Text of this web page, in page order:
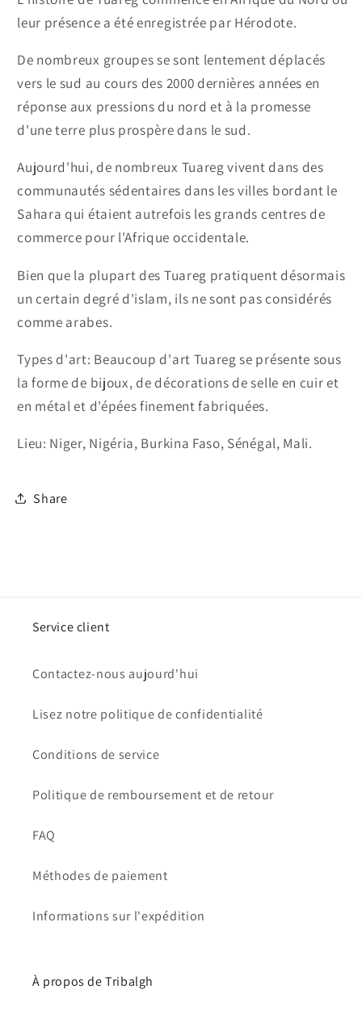
leur présence a été enregistrée par Hérodote.
De nombreux groupes se sont lentement déplacés
vers le sud au cours des 2000 dernières années en
réponse aux pressions du nord et à la promesse
d'une terre plus prospère dans le sud.
Aujourd'hui, de nombreux Tuareg vivent dans des
communautés sédentaires dans les villes bordant le
Sahara qui étaient autrefois les grands centres de
commerce pour l'Afrique occidentale.
Bien que la plupart des Tuareg pratiquent désormais
un certain degré d'islam, ils ne sont pas considérés
comme arabes.
Types d'art: Beaucoup d'art Tuareg se présente sous
la forme de bijoux, de décorations de selle en cuir et
en métal et d'épées finement fabriquées.
Lieu: Niger, Nigéria, Burkina Faso, Sénégal, Mali.
Share
Service client
Contactez-nous aujourd'hui
Lisez notre politique de confidentialité
Conditions de service
Politique de remboursement et de retour
FAQ
Méthodes de paiement
Informations sur l'expédition
À propos de Tribalgh